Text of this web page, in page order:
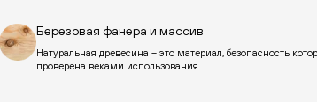
Березовая фанера и массив
Натуральная древесина – это материал, безопасность
проверена веками использования.